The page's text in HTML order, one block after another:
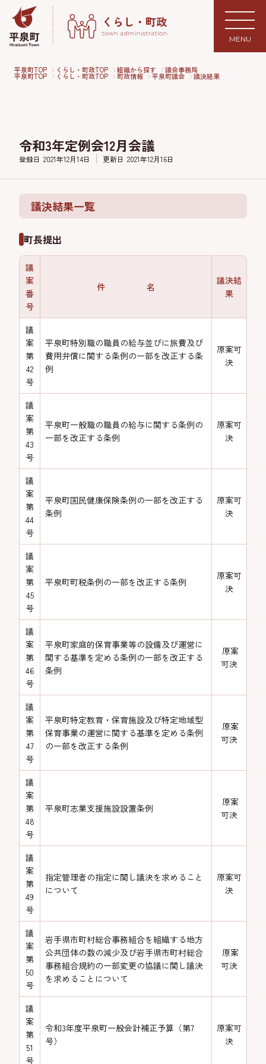
MENU
平泉町TOP くらし・町政TOP 組織から探す 議会事務局
平泉町TOP くらし・町政TOP 町政情報 平泉町議会 議決結果
令和3年定例会12月会議
登録日 2021年12月14日 更新日 2021年12月16日
議決結果一覧
町長提出
議
案
番
号
件 名
議決結
果
議
案
第
42
号
平泉町特別職の職員の給与並びに旅費及び
費用弁償に関する条例の一部を改正する条
例
原案可
決
議
案
第
43
号
平泉町一般職の職員の給与に関する条例の
一部を改正する条例
原案可
決
議
案
第
44
号
平泉町国民健康保険条例の一部を改正する
条例
原案可
決
議
案
第
45
号
平泉町町税条例の一部を改正する条例
原案可
決
議
案
第
46
号
平泉町家庭的保育事業等の設備及び運営に
関する基準を定める条例の一部を改正する
条例
原案
可決
議
案
第
47
号
平泉町特定教育・保育施設及び特定地域型
保育事業の運営に関する基準を定める条例
の一部を改正する条例
原案
可決
議
案
第
48
号
平泉町志業支援施設設置条例
原案
可決
議
案
第
49
号
指定管理者の指定に関し議決を求めること
について
原案可
決
議
案
第
50
号
岩手県市町村総合事務組合を組織する地方
公共団体の数の減少及び岩手県市町村総合
事務組合規約の一部変更の協議に関し議決
を求めることについて
原案
可決
議
案
第
51
号
令和3年度平泉町一般会計補正予算（第7
号）
原案可
決